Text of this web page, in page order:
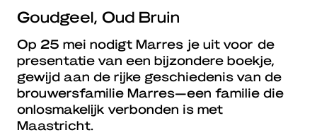
Goudgeel, Oud Bruin
Op 25 mei nodigt Marres je uit voor de
presentatie van een bijzondere boekje,
gewijd aan de rijke geschiedenis van de
brouwersfamilie Marres—een familie die
onlosmakelijk verbonden is met
Maastricht.